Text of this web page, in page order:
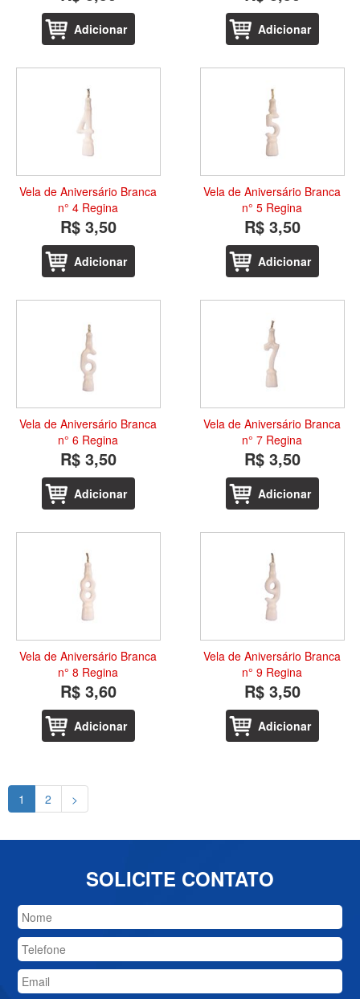
Adicionar Adicionar
Vela de Aniversário Branca
n° 4 Regina
R$ 3,50
Adicionar
Vela de Aniversário Branca
n° 5 Regina
R$ 3,50
Adicionar
Vela de Aniversário Branca
n° 6 Regina
R$ 3,50
Adicionar
Vela de Aniversário Branca
n° 7 Regina
R$ 3,50
Adicionar
Vela de Aniversário Branca
n° 8 Regina
R$ 3,60
Adicionar
Vela de Aniversário Branca
n° 9 Regina
R$ 3,50
Adicionar
1 2 >
SOLICITE CONTATO